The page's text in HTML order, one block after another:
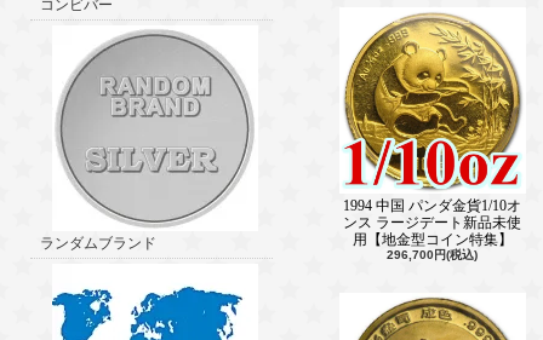
コンビバー
ランダムブランド
1994 中国 パンダ金貨1/10オ
ンス ラージデート新品未使
用【地金型コイン特集】
296,700円(税込)